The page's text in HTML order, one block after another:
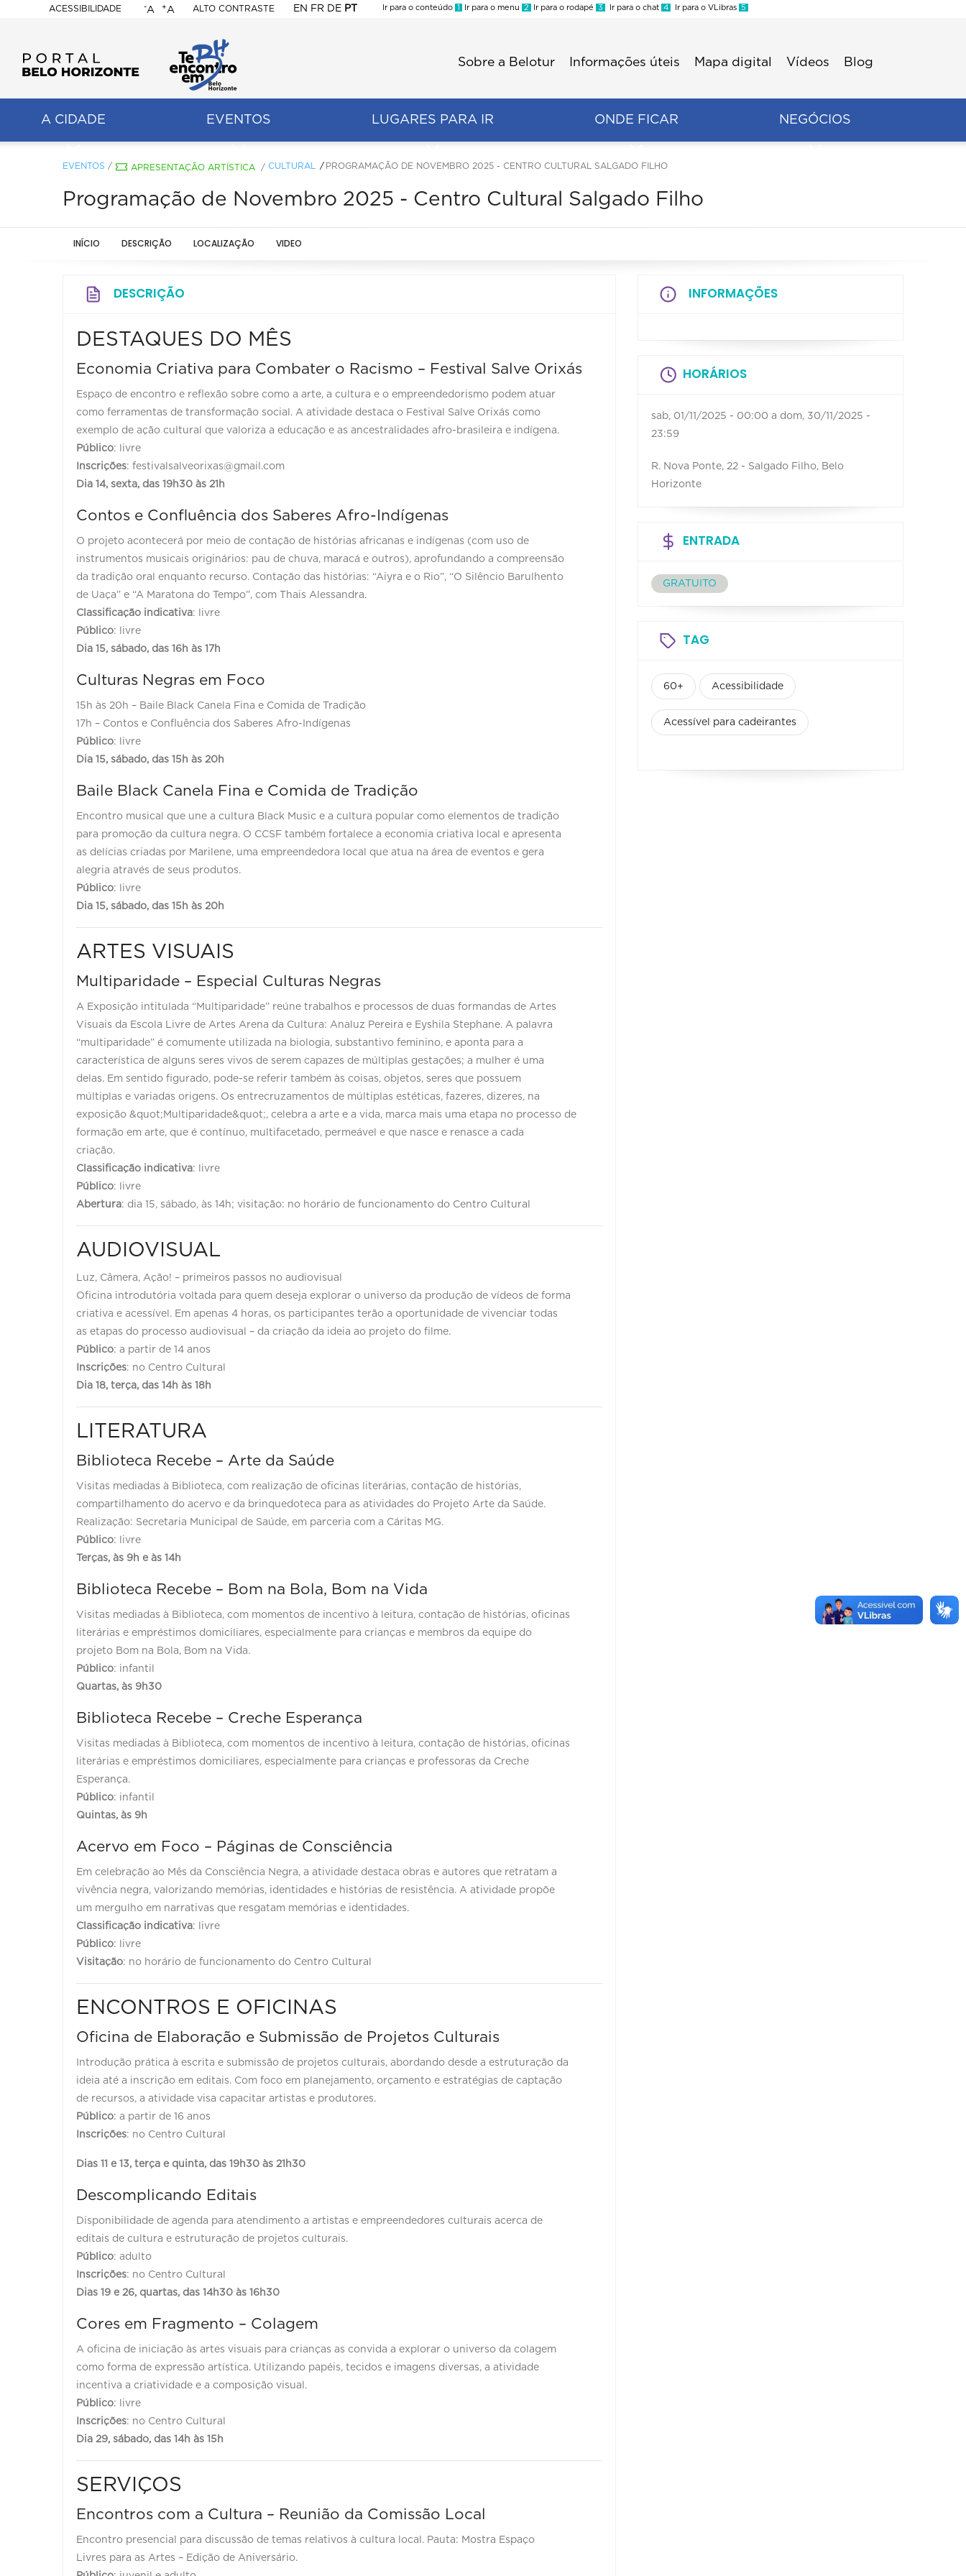
ACESSIBILIDADE
BELO
HORIZONTE
-A +A ALTO CONTRASTE EN FR DE PT
Ir para o conteúdo 1 Ir para o menu 2 Ir para o rodapé 3 Ir para o chat 4 Ir para o VLibras 5
Sobre a Belotur Informações úteis Mapa digital Vídeos Blog
A CIDADE EVENTOS LUGARES PARA IR ONDE FICAR NEGÓCIOS
EVENTOS / APRESENTAÇÃO ARTÍSTICA / CULTURAL PROGRAMAÇÃO DE NOVEMBRO 2025 - CENTRO CULTURAL SALGADO FILHO
Programação de Novembro 2025 - Centro Cultural Salgado Filho
INÍCIO DESCRIÇÃO LOCALIZAÇÃO VIDEO
DESCRIÇÃO
DESTAQUES DO MÊS
Economia Criativa para Combater o Racismo – Festival Salve Orixás
Espaço de encontro e reflexão sobre como a arte, a cultura e o empreendedorismo podem atuar
como ferramentas de transformação social. A atividade destaca o Festival Salve Orixás como
exemplo de ação cultural que valoriza a educação e as ancestralidades afro-brasileira e indígena.
Público: livre
Inscrições: festivalsalveorixas@gmail.com
Dia 14, sexta, das 19h30 às 21h
Contos e Confluência dos Saberes Afro-Indígenas
O projeto acontecerá por meio de contação de histórias africanas e indígenas (com uso de
instrumentos musicais originários: pau de chuva, maracá e outros), aprofundando a compreensão
da tradição oral enquanto recurso. Contação das histórias: “Aiyra e o Rio”, “O Silêncio Barulhento
de Uaça” e “A Maratona do Tempo”, com Thais Alessandra.
Classificação indicativa: livre
Público: livre
Dia 15, sábado, das 16h às 17h
Culturas Negras em Foco
15h às 20h – Baile Black Canela Fina e Comida de Tradição
17h – Contos e Confluência dos Saberes Afro-Indígenas
Público: livre
Dia 15, sábado, das 15h às 20h
Baile Black Canela Fina e Comida de Tradição
Encontro musical que une a cultura Black Music e a cultura popular como elementos de tradição
para promoção da cultura negra. O CCSF também fortalece a economia criativa local e apresenta
as delícias criadas por Marilene, uma empreendedora local que atua na área de eventos e gera
alegria através de seus produtos.
Público: livre
Dia 15, sábado, das 15h às 20h
ARTES VISUAIS
Multiparidade – Especial Culturas Negras
A Exposição intitulada “Multiparidade” reúne trabalhos e processos de duas formandas de Artes
Visuais da Escola Livre de Artes Arena da Cultura: Analuz Pereira e Eyshila Stephane. A palavra
“multiparidade” é comumente utilizada na biologia, substantivo feminino, e aponta para a
característica de alguns seres vivos de serem capazes de múltiplas gestações; a mulher é uma
delas. Em sentido figurado, pode-se referir também às coisas, objetos, seres que possuem
múltiplas e variadas origens. Os entrecruzamentos de múltiplas estéticas, fazeres, dizeres, na
exposição &quot;Multiparidade&quot;, celebra a arte e a vida, marca mais uma etapa no processo de
formação em arte, que é contínuo, multifacetado, permeável e que nasce e renasce a cada
criação.
Classificação indicativa: livre
Público: livre
Abertura: dia 15, sábado, às 14h; visitação: no horário de funcionamento do Centro Cultural
AUDIOVISUAL
Luz, Câmera, Ação! – primeiros passos no audiovisual
Oficina introdutória voltada para quem deseja explorar o universo da produção de vídeos de forma
criativa e acessível. Em apenas 4 horas, os participantes terão a oportunidade de vivenciar todas
as etapas do processo audiovisual – da criação da ideia ao projeto do filme.
Público: a partir de 14 anos
Inscrições: no Centro Cultural
Dia 18, terça, das 14h às 18h
LITERATURA
Biblioteca Recebe – Arte da Saúde
Visitas mediadas à Biblioteca, com realização de oficinas literárias, contação de histórias,
compartilhamento do acervo e da brinquedoteca para as atividades do Projeto Arte da Saúde.
Realização: Secretaria Municipal de Saúde, em parceria com a Cáritas MG.
Público: livre
Terças, às 9h e às 14h
Biblioteca Recebe – Bom na Bola, Bom na Vida
Visitas mediadas à Biblioteca, com momentos de incentivo à leitura, contação de histórias, oficinas
literárias e empréstimos domiciliares, especialmente para crianças e membros da equipe do
projeto Bom na Bola, Bom na Vida.
Público: infantil
Quartas, às 9h30
Biblioteca Recebe – Creche Esperança
Visitas mediadas à Biblioteca, com momentos de incentivo à leitura, contação de histórias, oficinas
literárias e empréstimos domiciliares, especialmente para crianças e professoras da Creche
Esperança.
Público: infantil
Quintas, às 9h
Acervo em Foco – Páginas de Consciência
Em celebração ao Mês da Consciência Negra, a atividade destaca obras e autores que retratam a
vivência negra, valorizando memórias, identidades e histórias de resistência. A atividade propõe
um mergulho em narrativas que resgatam memórias e identidades.
Classificação indicativa: livre
Público: livre
Visitação: no horário de funcionamento do Centro Cultural
ENCONTROS E OFICINAS
Oficina de Elaboração e Submissão de Projetos Culturais
Introdução prática à escrita e submissão de projetos culturais, abordando desde a estruturação da
ideia até a inscrição em editais. Com foco em planejamento, orçamento e estratégias de captação
de recursos, a atividade visa capacitar artistas e produtores.
Público: a partir de 16 anos
Inscrições: no Centro Cultural
Dias 11 e 13, terça e quinta, das 19h30 às 21h30
Descomplicando Editais
Disponibilidade de agenda para atendimento a artistas e empreendedores culturais acerca de
editais de cultura e estruturação de projetos culturais.
Público: adulto
Inscrições: no Centro Cultural
Dias 19 e 26, quartas, das 14h30 às 16h30
Cores em Fragmento – Colagem
A oficina de iniciação às artes visuais para crianças as convida a explorar o universo da colagem
como forma de expressão artística. Utilizando papéis, tecidos e imagens diversas, a atividade
incentiva a criatividade e a composição visual.
Público: livre
Inscrições: no Centro Cultural
Dia 29, sábado, das 14h às 15h
SERVIÇOS
Encontros com a Cultura – Reunião da Comissão Local
Encontro presencial para discussão de temas relativos à cultura local. Pauta: Mostra Espaço
Livres para as Artes – Edição de Aniversário.
INFORMAÇÕES
HORÁRIOS
sab, 01/11/2025 - 00:00 a dom, 30/11/2025 -
23:59
R. Nova Ponte, 22 - Salgado Filho, Belo
Horizonte
ENTRADA
GRATUITO
TAG
60+ Acessibilidade
Acessível para cadeirantes